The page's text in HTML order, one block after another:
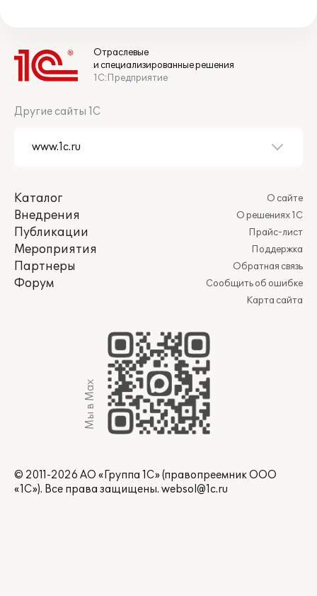
Отраслевые
и специализированные решения
1С:Предприятие
Другие сайты 1С
Каталог
Внедрения
Публикации
Мероприятия
Партнеры
Форум
О сайте
О решениях 1С
Прайс-лист
Поддержка
Обратная связь
Сообщить об ошибке
Карта сайта
Мы в Max
© 2011-2026 АО «Группа 1С» (правопреемник ООО
«1С»). Все права защищены. websol@1c.ru